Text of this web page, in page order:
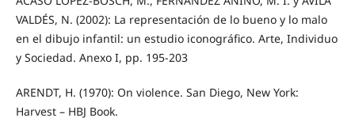
VALDÉS, N. (2002): La representación de lo bueno y lo malo
en el dibujo infantil: un estudio iconográfico. Arte, Individuo
y Sociedad. Anexo I, pp. 195-203
ARENDT, H. (1970): On violence. San Diego, New York:
Harvest – HBJ Book.